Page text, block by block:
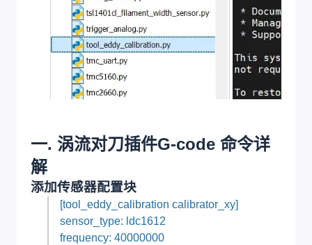
一. 涡流对刀插件G-code 命令详
解
添加传感器配置块
[tool_eddy_calibration calibrator_xy]
sensor_type: ldc1612
frequency: 40000000